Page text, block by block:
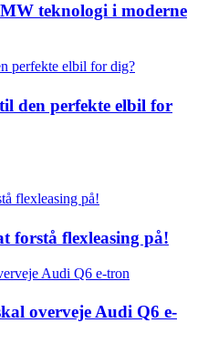
teknologi i moderne
den perfekte elbil for
forstå flexleasing på!
overveje Audi Q6 e-